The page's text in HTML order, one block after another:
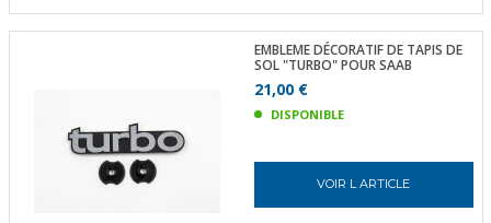
EMBLEME DÉCORATIF DE TAPIS DE
SOL "TURBO" POUR SAAB
21,00 €
DISPONIBLE
VOIR L ARTICLE